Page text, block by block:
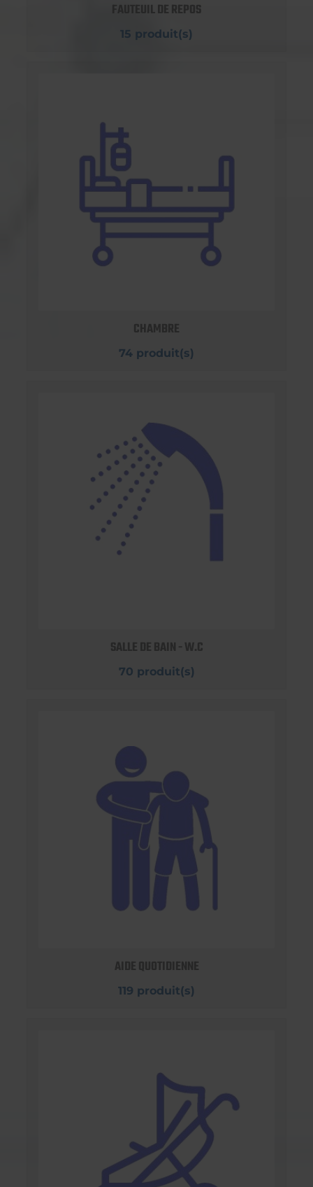
FAUTEUIL DE REPOS
15 produit(s)
CHAMBRE
74 produit(s)
SALLE DE BAIN - W.C
70 produit(s)
AIDE QUOTIDIENNE
119 produit(s)